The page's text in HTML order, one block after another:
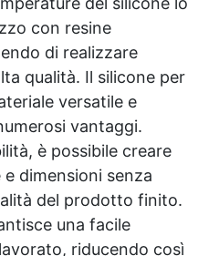
in silicone Come
Come fare stampi in
per stampi
in silicone Come usare
mettere lo stoppino
Come fare uno stampo
uno stampo in silicone
Siliconi per stampi
di silicone Creare
creare stampi in
alimentari Bicchiere
→ Gomma siliconica per
Gomma siliconica per
con resine
di realizzare
qualità. Il silicone per
versatile e
vantaggi.
è possibile creare
dimensioni senza
del prodotto finito.
una facile
riducendo così